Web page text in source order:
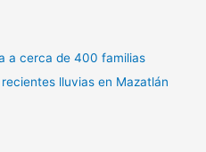
a cerca de 400 familias
lluvias en Mazatlán